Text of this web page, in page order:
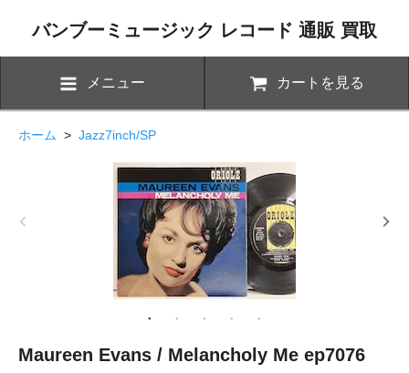
バンブーミュージック レコード 通販 買取
メニュー カートを見る
ホーム > Jazz7inch/SP
Maureen Evans / Melancholy Me ep7076